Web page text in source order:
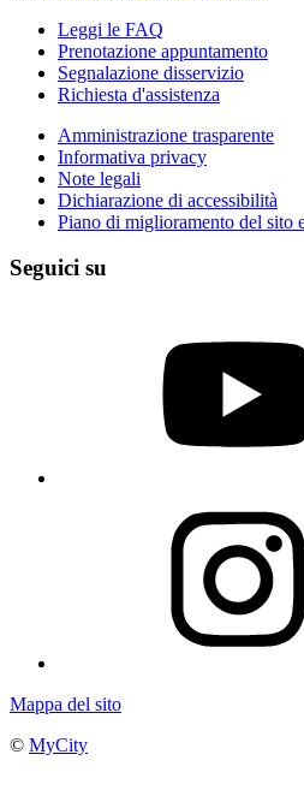
Leggi le FAQ
Prenotazione appuntamento
Segnalazione disservizio
Richiesta d'assistenza
Amministrazione trasparente
Informativa privacy
Note legali
Dichiarazione di accessibilità
Piano di miglioramento del sito
Seguici su
Mappa del sito
© MyCity